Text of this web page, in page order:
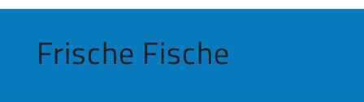
Frische Fische